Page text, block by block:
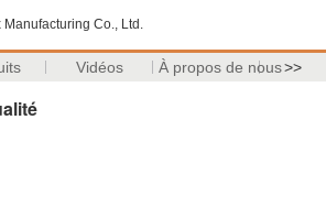
Manufacturing Co., Ltd.
Vidéos À propos de nous>>